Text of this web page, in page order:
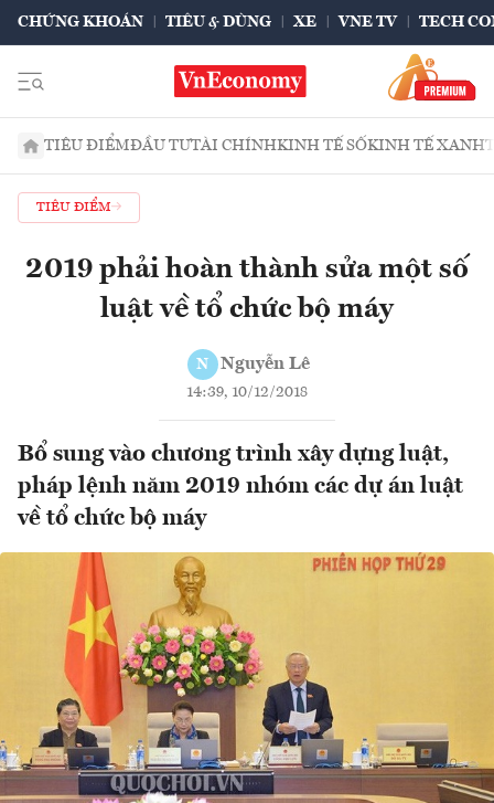
CHỨNG KHOÁN TIÊU & DÙNG XE VNE TV TECH
TIÊU ĐIỂMĐẦU TƯTÀI CHÍNHKINH TẾ SỐKINH TẾ XANH
TIÊU ĐIỂM
2019 phải hoàn thành sửa một số
luật về tổ chức bộ máy
N Nguyễn Lê
14:39, 10/12/2018
Bổ sung vào chương trình xây dựng luật,
pháp lệnh năm 2019 nhóm các dự án luật
về tổ chức bộ máy